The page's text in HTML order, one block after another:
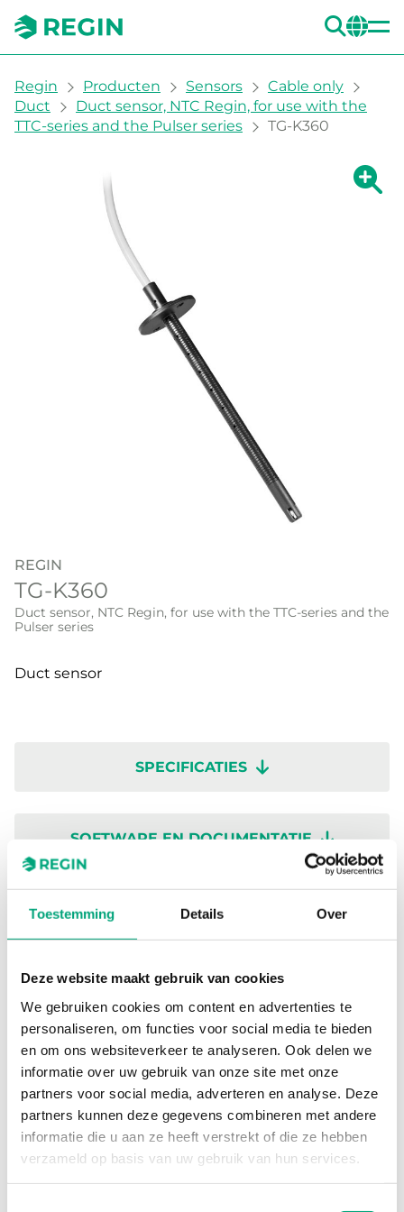
Toestemming Details Over
Deze website maakt gebruik van cookies
We gebruiken cookies om content en advertenties te
personaliseren, om functies voor social media te bieden
en om ons websiteverkeer te analyseren. Ook delen we
informatie over uw gebruik van onze site met onze
partners voor social media, adverteren en analyse. Deze
partners kunnen deze gegevens combineren met andere
informatie die u aan ze heeft verstrekt of die ze hebben
verzameld op basis van uw gebruik van hun services.
You are here:
Regin Producten Sensors
Cable only
Duct
Duct sensor, NTC Regin, for use with the
TTC-series and the Pulser series
TG-K360
Grote
REGIN
TG-K360
Duct sensor, NTC Regin, for use with the TTC-series and the
Pulser series
Duct sensor
SPECIFICATIES
SOFTWARE EN DOCUMENTATIE
Specificaties
Specificaties voor TG-K360
Sensor Interface Passive
Display No
Insertion length 15…145 mm